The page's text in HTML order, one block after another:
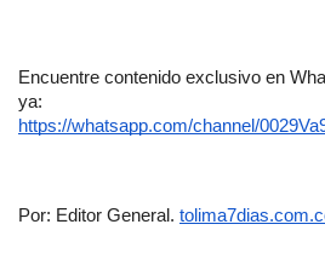
Encuentre contenido exclusivo en
https://whatsapp.com/channel/
Por: Editor General.